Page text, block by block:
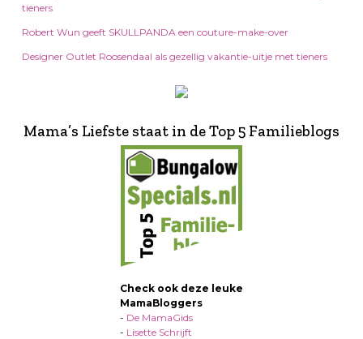
tieners
Robert Wun geeft SKULLPANDA een couture-make-over
Designer Outlet Roosendaal als gezellig vakantie-uitje met tieners
Mama’s Liefste staat in de Top 5 Familieblogs
Check ook deze leuke
MamaBloggers
- De MamaGids
- Lisette Schrijft